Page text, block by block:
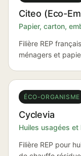
Citeo (Eco-
Papier, carton,
Filière REP
ménagers et
ÉCO-ORGANISME
Cyclevia
Huiles usagées et
Filière REP pour